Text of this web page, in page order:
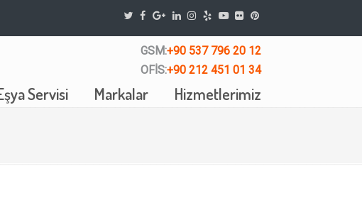
GSM:+90 537 796 20 12
OFİS:+90 212 451 01 34
Servisi Markalar Hizmetlerimiz